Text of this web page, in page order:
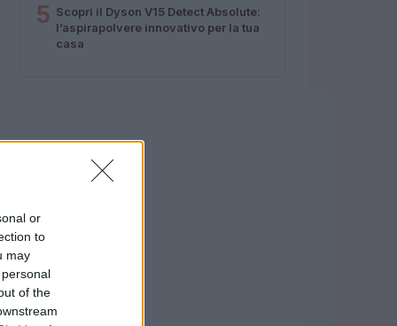
or
to
may
of the
5 Scopri il Dyson V15 Detect Absolute:
l’aspirapolvere innovativo per la tua
casa